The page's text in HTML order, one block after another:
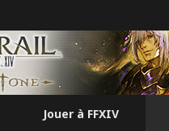
Jouer à FFXIV